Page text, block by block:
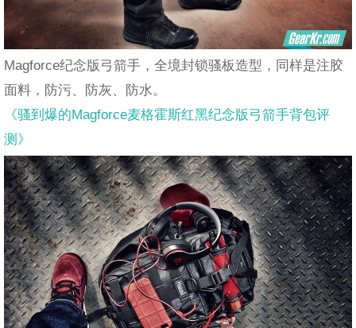
Magforce纪念版弓箭手，全境封锁骚板造型，同样是注胶
面料，防污、防灰、防水。
《骚到爆的Magforce麦格霍斯红黑纪念版弓箭手背包评
测》